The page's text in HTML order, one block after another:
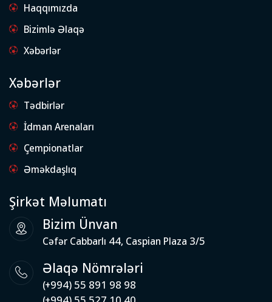
Haqqımızda
Bizimlə Əlaqə
Xəbərlər
Xəbərlər
Tədbirlər
İdman Arenaları
Çempionatlar
Əməkdaşlıq
Şirkət Məlumatı
Bizim Ünvan
Cəfər Cabbarlı 44, Caspian Plaza 3/5
Əlaqə Nömrələri
(+994) 55 891 98 98